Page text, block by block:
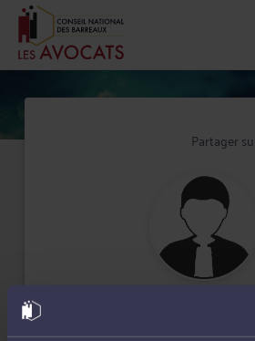
Partager
Maître Benoît LE
Barreau de Mâcon-